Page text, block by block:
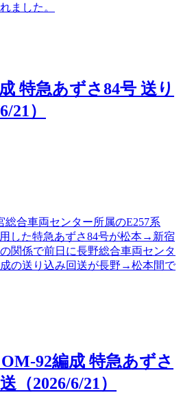
ました。
特急あずさ84号 送り
21）
総合車両センター所属のE257系
した特急あずさ84号が松本→新宿
関係で前日に長野総合車両センタ
の送り込み回送が長野→松本間で
92編成 特急あずさ
（2026/6/21）